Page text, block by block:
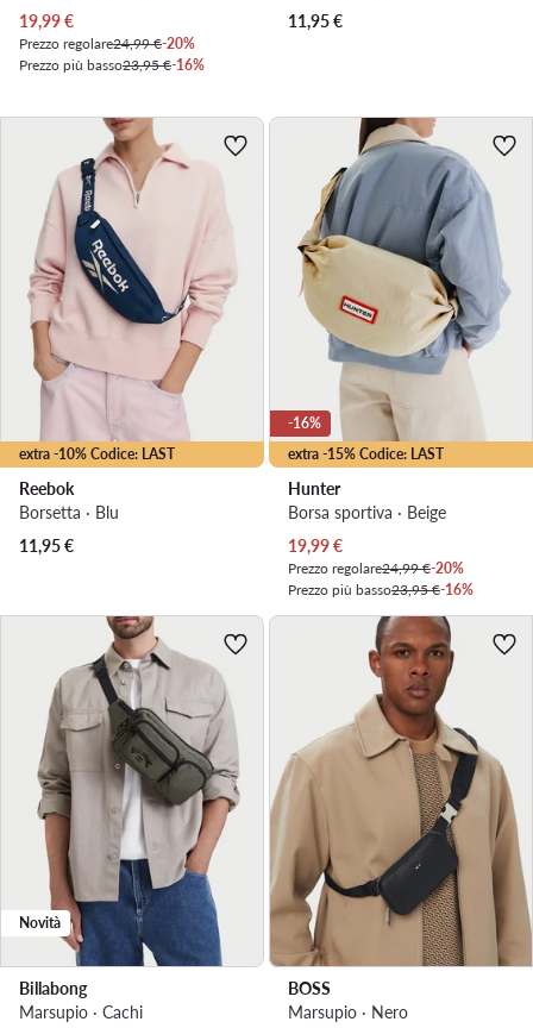
Prezzo attuale
19,99€
Prezzo regolare24,99 €-20%
Prezzo più basso23,95 €-16%
11,95€
extra -10% Codice: LAST
Reebok
Borsetta · Blu
11,95€
extra -15% Codice: LAST
-16%
Hunter
Borsa sportiva · Beige
Prezzo attuale
19,99€
Prezzo regolare24,99 €-20%
Prezzo più basso23,95 €-16%
Novità
Billabong
Marsupio · Cachi
BOSS
Marsupio · Nero